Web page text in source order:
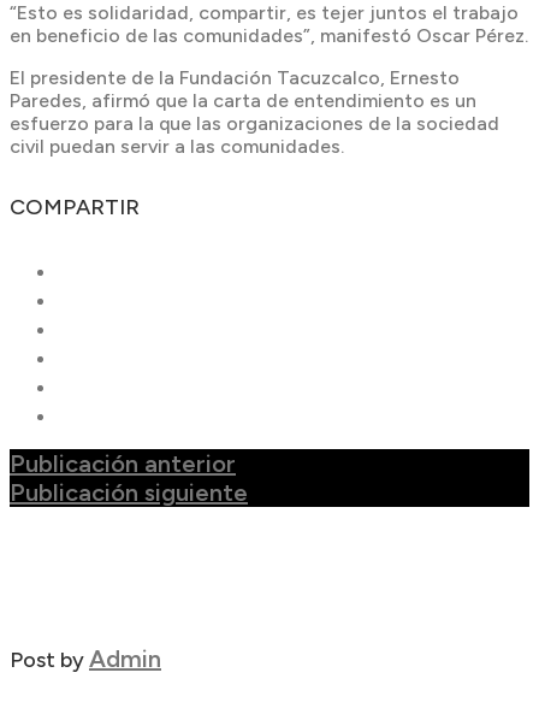
“Esto es solidaridad, compartir, es tejer juntos el trabajo
en beneficio de las comunidades”, manifestó Oscar Pérez.
El presidente de la Fundación Tacuzcalco, Ernesto
Paredes, afirmó que la carta de entendimiento es un
esfuerzo para la que las organizaciones de la sociedad
civil puedan servir a las comunidades.
COMPARTIR
Publicación anterior
Publicación siguiente
Post byAdmin